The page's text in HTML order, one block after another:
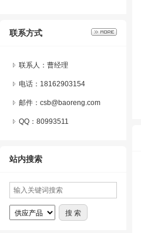
联系方式
联系人：曹经理
电话：18162903154
邮件：csb@baoreng.com
QQ： 80993511
站内搜索